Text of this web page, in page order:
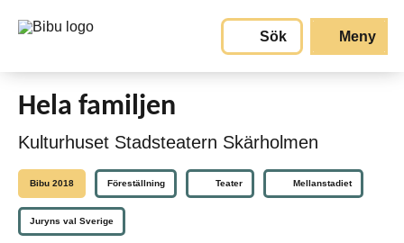
Sök
Meny
Hela familjen
Kulturhuset Stadsteatern Skärholmen
Bibu 2018 Föreställning Teater Mellanstadiet
Juryns val Sverige